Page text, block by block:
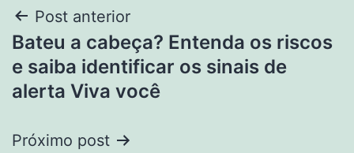
Navegação
de
Post
Post anterior
Bateu a cabeça? Entenda os riscos
e saiba identificar os sinais de
alerta Viva você
Próximo post